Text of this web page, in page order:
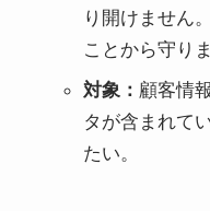
り開けません
ことから守りま
対象： 顧客情
タが含まれて
たい。